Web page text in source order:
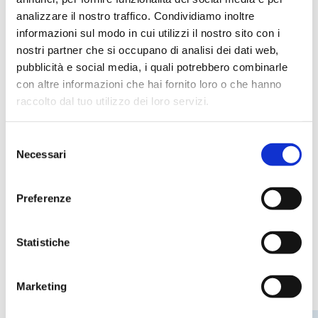
analizzare il nostro traffico. Condividiamo inoltre
informazioni sul modo in cui utilizzi il nostro sito con i
nostri partner che si occupano di analisi dei dati web,
pubblicità e social media, i quali potrebbero combinarle
con altre informazioni che hai fornito loro o che hanno
raccolto dal tuo utilizzo dei loro servizi.
delNecessari
Preferenze
Statistiche
Marketing
Biologico e diagnostico
Farmaceutico
Applicazioni
Codici prodotto